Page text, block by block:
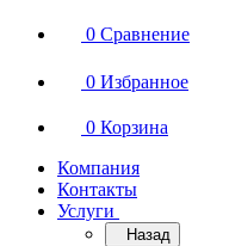
0 Сравнение
0 Избранное
0 Корзина
Компания
Контакты
Услуги
Назад